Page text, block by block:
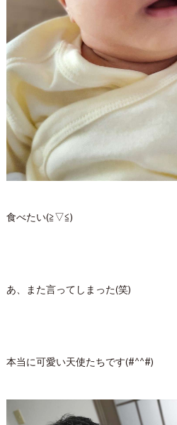
食べたい(≧▽≦)
あ、また言ってしまった(笑)
本当に可愛い天使たちです(#^^#)